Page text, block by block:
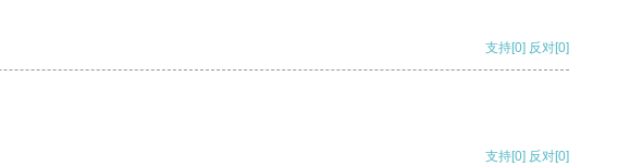
支持[0] 反对[0]
支持[0] 反对[0]